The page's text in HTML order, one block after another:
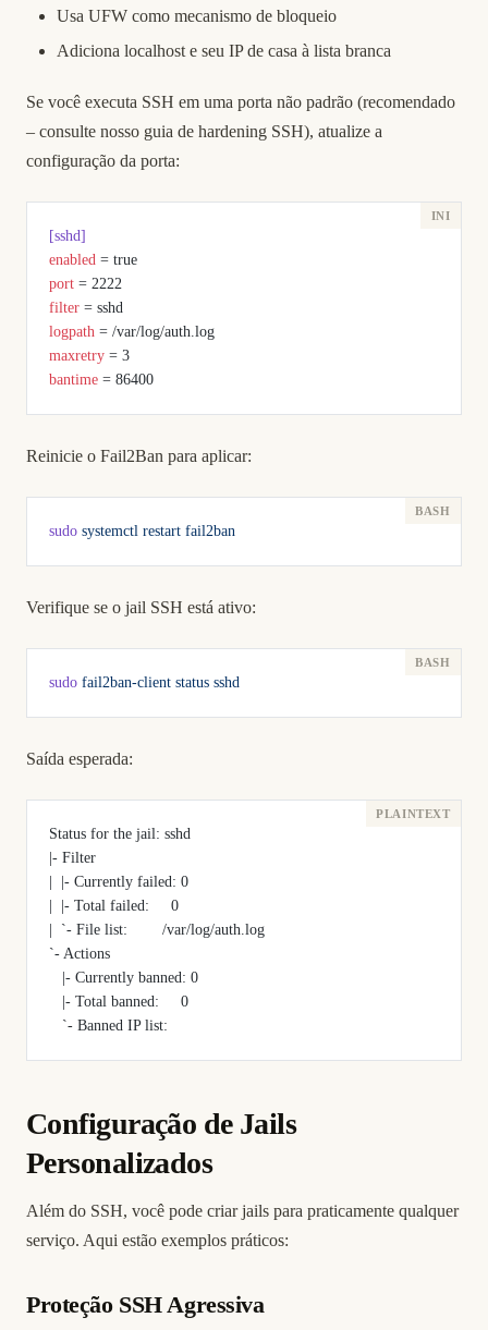
Usa UFW como mecanismo de bloqueio
Adiciona localhost e seu IP de casa à lista branca
Se você executa SSH em uma porta não padrão (recomendado
– consulte nosso guia de hardening SSH), atualize a
configuração da porta:
[sshd]
enabled = true
port = 2222
filter = sshd
logpath = /var/log/auth.log
maxretry = 3
bantime = 86400
Reinicie o Fail2Ban para aplicar:
sudo systemctl restart fail2ban
Verifique se o jail SSH está ativo:
sudo fail2ban-client status sshd
Saída esperada:
Status for the jail: sshd
|- Filter
|  |- Currently failed: 0
|  |- Total failed:     0
|  `- File list:        /var/log/auth.log
`- Actions
   |- Currently banned: 0
   |- Total banned:     0
   `- Banned IP list:
Configuração de Jails
Personalizados
Além do SSH, você pode criar jails para praticamente qualquer
serviço. Aqui estão exemplos práticos:
Proteção SSH Agressiva